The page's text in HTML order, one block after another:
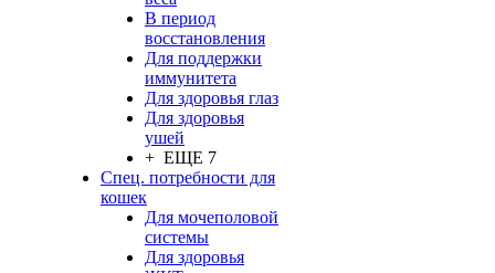
В период
восстановления
Для поддержки
иммунитета
Для здоровья глаз
Для здоровья
ушей
+ ЕЩЕ 7
Спец. потребности для
кошек
Для мочеполовой
системы
Для здоровья